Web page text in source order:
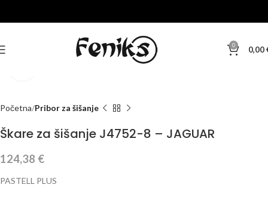
0 0,00
Početna Pribor za šišanje
Škare za šišanje J4752-8 – JAGUAR
124,38 €
PASTELL PLUS